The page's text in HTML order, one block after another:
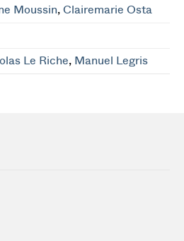
Moussin, Clairemarie Osta
Le Riche, Manuel Legris